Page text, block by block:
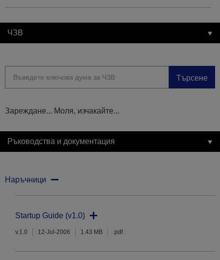
ЧЗВ
Търсене
Зареждане... Моля, изчакайте...
Ръководства и документация
Наръчници
Startup Guide (v1.0)
v.1.0 12-Jul-2006 1.43 MB .pdf